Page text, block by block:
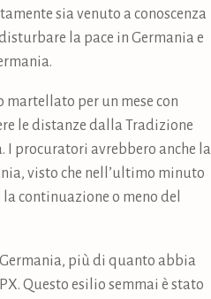
sia venuto a conoscenza
la pace in Germania e
martellato per un mese con
le distanze dalla Tradizione
procuratori avrebbero anche la
visto che nell’ultimo minuto
continuazione o meno del
più di quanto abbia
Questo esilio semmai è stato